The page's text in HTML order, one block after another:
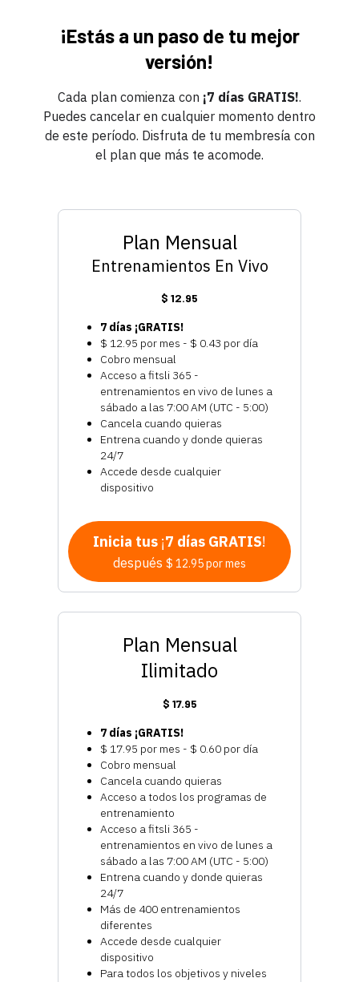
¡Estás a un paso de tu mejor
versión!
Cada plan comienza con ¡7 días GRATIS!.
Puedes cancelar en cualquier momento dentro
de este período. Disfruta de tu membresía con
el plan que más te acomode.
Plan Mensual
Entrenamientos En Vivo
$ 12.95
7 días ¡GRATIS!
$ 12.95 por mes - $ 0.43 por día
Cobro mensual
Acceso a fitsli 365 -
entrenamientos en vivo de lunes a
sábado a las 7:00 AM (UTC - 5:00)
Cancela cuando quieras
Entrena cuando y donde quieras
24/7
Accede desde cualquier
dispositivo
Inicia tus ¡7 días GRATIS!
después $ 12.95 por mes
Plan Mensual
Ilimitado
$ 17.95
7 días ¡GRATIS!
$ 17.95 por mes - $ 0.60 por día
Cobro mensual
Cancela cuando quieras
Acceso a todos los programas de
entrenamiento
Acceso a fitsli 365 -
entrenamientos en vivo de lunes a
sábado a las 7:00 AM (UTC - 5:00)
Entrena cuando y donde quieras
24/7
Más de 400 entrenamientos
diferentes
Accede desde cualquier
dispositivo
Para todos los objetivos y niveles